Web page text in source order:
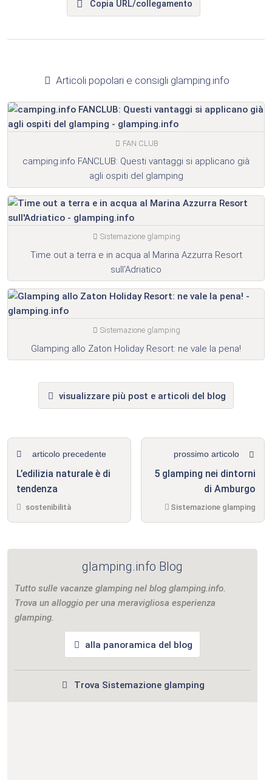
Copia URL/collegamento
Articoli popolari e consigli glamping.info
FAN CLUB
camping.info FANCLUB: Questi vantaggi si applicano già
agli ospiti del glamping
Sistemazione glamping
Time out a terra e in acqua al Marina Azzurra Resort
sull'Adriatico
Sistemazione glamping
Glamping allo Zaton Holiday Resort: ne vale la pena!
visualizzare più post e articoli del blog
articolo precedente
L’edilizia naturale è di
tendenza
sostenibilità
prossimo articolo
5 glamping nei dintorni
di Amburgo
Sistemazione glamping
glamping.info Blog
Tutto sulle vacanze glamping nel blog glamping.info.
Trova un alloggio per una meravigliosa esperienza
glamping.
alla panoramica del blog
Trova Sistemazione glamping